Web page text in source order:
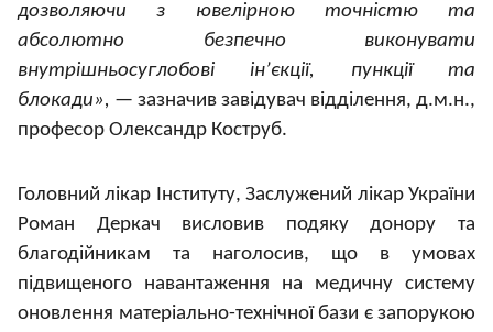
дозволяючи з ювелірною точністю та
абсолютно безпечно виконувати
внутрішньосуглобові інʼєкції, пункції та
блокади», — зазначив завідувач відділення, д.м.н.,
професор Олександр Коструб.
Головний лікар Інституту, Заслужений лікар України
Роман Деркач висловив подяку донору та
благодійникам та наголосив, що в умовах
підвищеного навантаження на медичну систему
оновлення матеріально-технічної бази є запорукою